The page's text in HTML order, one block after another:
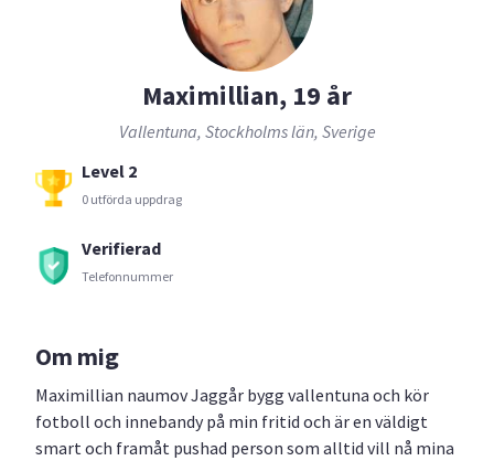
Maximillian, 19 år
Vallentuna, Stockholms län, Sverige
Level 2
0 utförda uppdrag
Verifierad
Telefonnummer
Om mig
Maximillian naumov Jaggår bygg vallentuna och kör
fotboll och innebandy på min fritid och är en väldigt
smart och framåt pushad person som alltid vill nå mina